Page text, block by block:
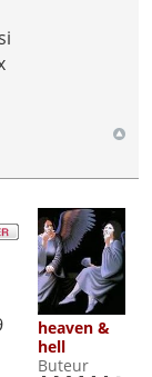
heaven &
hell
Buteur